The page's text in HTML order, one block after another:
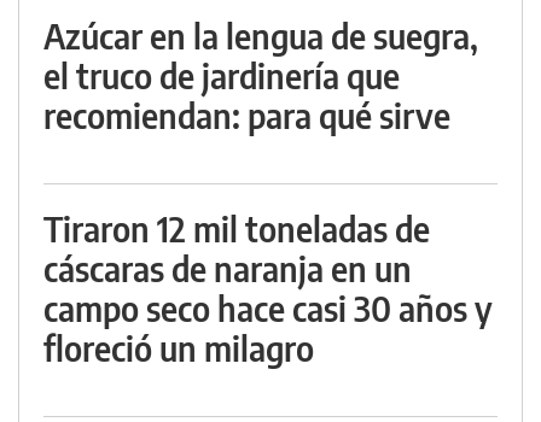
Azúcar en la lengua de suegra,
el truco de jardinería que
recomiendan: para qué sirve
Tiraron 12 mil toneladas de
cáscaras de naranja en un
campo seco hace casi 30 años y
floreció un milagro